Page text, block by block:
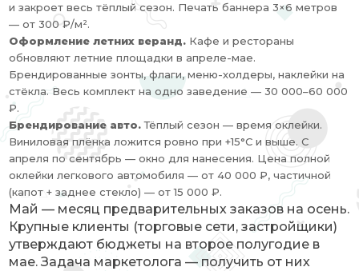
и закроет весь тёплый сезон. Печать баннера 3×6 метров
— от 300 ₽/м².
Оформление летних веранд. Кафе и рестораны
обновляют летние площадки в апреле-мае.
Брендированные зонты, флаги, меню-холдеры, наклейки на
стёкла. Весь комплект на одно заведение — 30 000–60 000
₽.
Брендирование авто.Тёплый сезон — время оклейки.
Виниловая плёнка ложится ровно при +15°C и выше. С
апреля по сентябрь — окно для нанесения. Цена полной
оклейки легкового автомобиля — от 40 000 ₽, частичной
(капот + заднее стекло) — от 15 000 ₽.
Май — месяц предварительных заказов на осень.
Крупные клиенты (торговые сети, застройщики)
утверждают бюджеты на второе полугодие в
мае. Задача маркетолога — получить от них